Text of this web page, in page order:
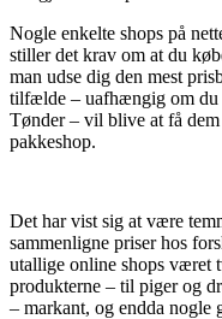
Nogle enkelte shops på
stiller det krav om at du
man udse dig den mest
tilfælde – uafhængig om
Tønder – vil blive at få
pakkeshop.
Det har vist sig at være
sammenligne priser hos
utallige online shops været
produkterne – til piger og
– markant, og endda nogle